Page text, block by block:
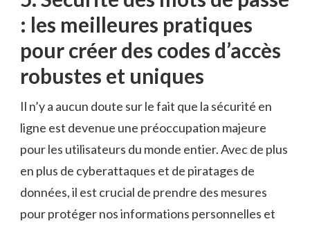
: les meilleures pratiques
pour ⁣créer des⁣ codes d’accès
robustes et uniques
Il n’y a aucun doute⁢ sur⁤ le ⁤fait que la⁢ sécurité en‍
ligne est devenue ‌une préoccupation majeure
pour les utilisateurs du monde entier. Avec de‍ plus⁣
en plus de ​cyberattaques et de piratages de
données, il est crucial de⁣ prendre des mesures
pour ⁤protéger nos informations‍ personnelles et